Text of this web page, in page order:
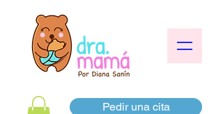
Pedir una cita